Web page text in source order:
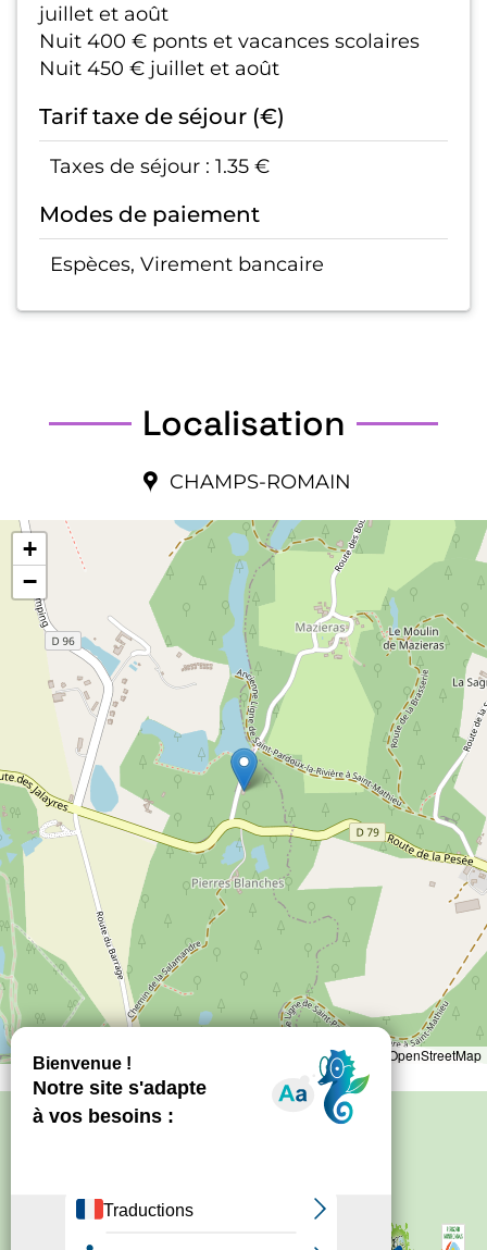
juillet et août
Nuit 400 € ponts et vacances scolaires
Nuit 450 € juillet et août
Tarif taxe de séjour (€)
Taxes de séjour : 1.35 €
Modes de paiement
Espèces, Virement bancaire
Localisation
CHAMPS-ROMAIN
+
−
Leaflet OpenStreetMap
Site créé par
Politique de confidentialité
Mentions